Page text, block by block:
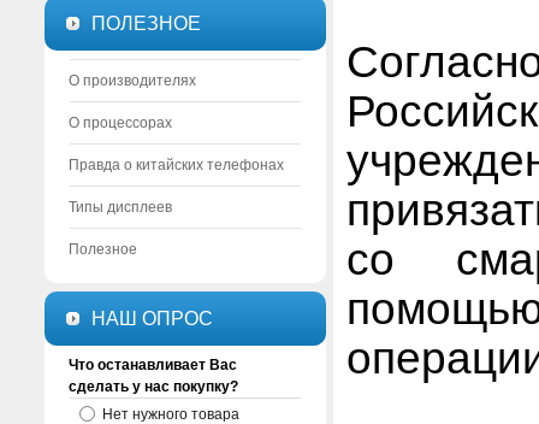
ПОЛЕЗНОЕ
О производителях
О процессорах
Правда о китайских телефонах
Типы дисплеев
Полезное
НАШ ОПРОС
Что останавливает Вас
сделать у нас покупку?
Нет нужного товара
со